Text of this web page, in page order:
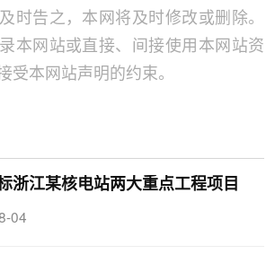
时告之，本网将及时修改或删除。
本网站或直接、间接使用本网站资
受本网站声明的约束。
浙江某核电站两大重点工程项目
04